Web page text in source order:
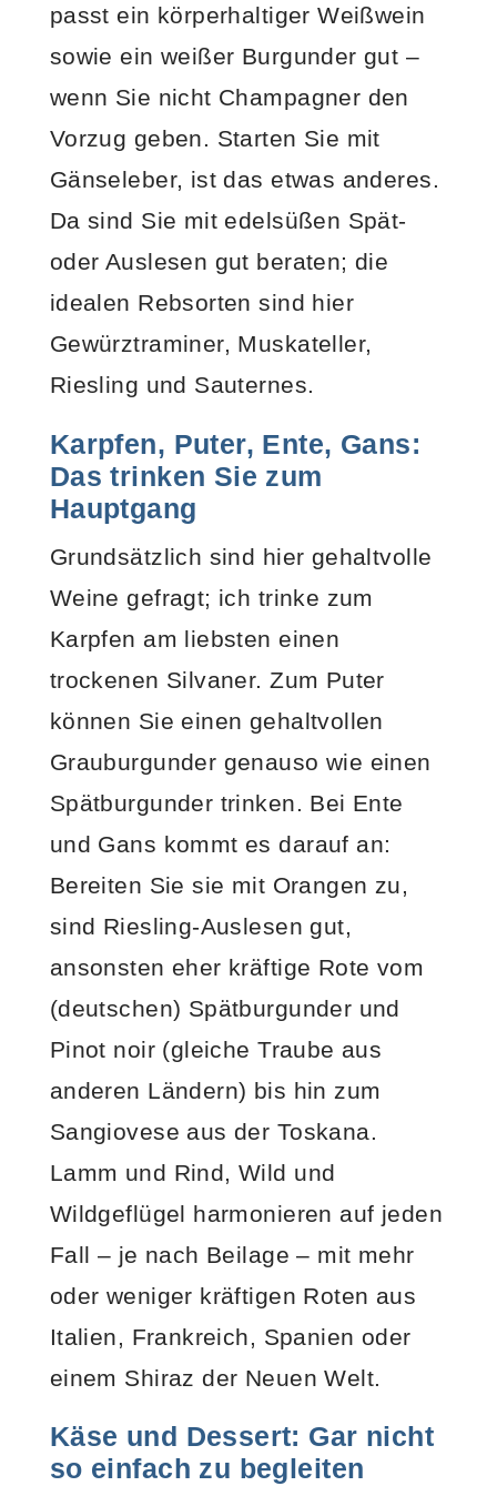
passt ein körperhaltiger Weißwein
sowie ein weißer Burgunder gut –
wenn Sie nicht Champagner den
Vorzug geben. Starten Sie mit
Gänseleber, ist das etwas anderes.
Da sind Sie mit edelsüßen Spät-
oder Auslesen gut beraten; die
idealen Rebsorten sind hier
Gewürztraminer, Muskateller,
Riesling und Sauternes.
Karpfen, Puter, Ente, Gans:
Das trinken Sie zum
Hauptgang
Grundsätzlich sind hier gehaltvolle
Weine gefragt; ich trinke zum
Karpfen am liebsten einen
trockenen Silvaner. Zum Puter
können Sie einen gehaltvollen
Grauburgunder genauso wie einen
Spätburgunder trinken. Bei Ente
und Gans kommt es darauf an:
Bereiten Sie sie mit Orangen zu,
sind Riesling-Auslesen gut,
ansonsten eher kräftige Rote vom
(deutschen) Spätburgunder und
Pinot noir (gleiche Traube aus
anderen Ländern) bis hin zum
Sangiovese aus der Toskana.
Lamm und Rind, Wild und
Wildgeflügel harmonieren auf jeden
Fall – je nach Beilage – mit mehr
oder weniger kräftigen Roten aus
Italien, Frankreich, Spanien oder
einem Shiraz der Neuen Welt.
Käse und Dessert: Gar nicht
so einfach zu begleiten